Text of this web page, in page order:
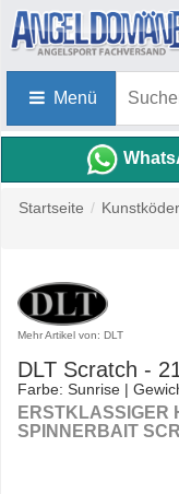
Menü
Startseite / Kunstköder
Mehr Artikel von: DLT
DLT Scratch -
Farbe: Sunrise |
ERSTKLASSIGER
SPINNERBAIT